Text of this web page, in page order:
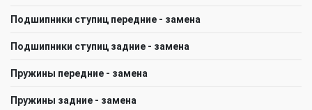
Подшипники ступиц передние - замена
Подшипники ступиц задние - замена
Пружины передние - замена
Пружины задние - замена